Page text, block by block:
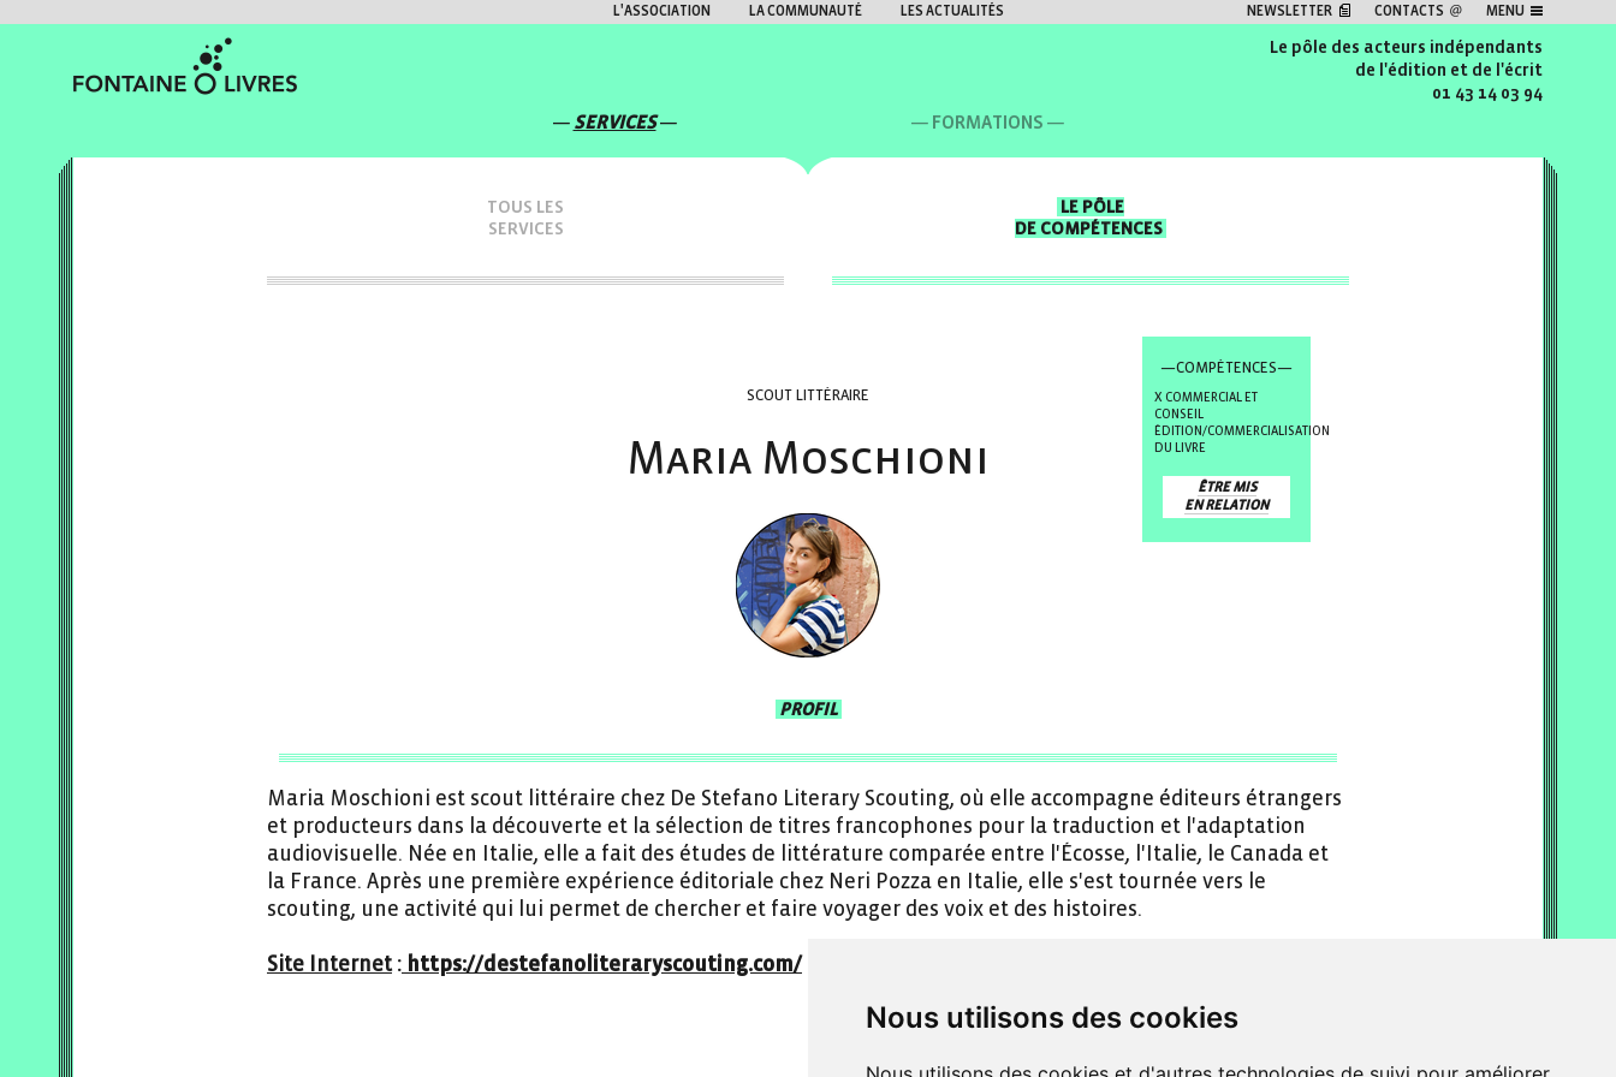
Nous utilisons des cookies
L'ASSOCIATION LA COMMUNAUTÉ LES ACTUALITÉS NEWSLETTER CONTACTS MENU
Le pôle des acteurs indépendants
de l'édition et de l'écrit
01 43 14 03 94
SERVICES FORMATIONS
TOUS LES
SERVICES
LE PÔLE
DE COMPÉTENCES
SCOUT LITTÉRAIRE
Maria Moschioni
—COMPÉTENCES—
COMMERCIAL ET
CONSEIL
ÉDITION/COMMERCIALISATION
DU LIVRE
ÊTRE MIS
EN RELATION
PROFIL
Maria Moschioni est scout littéraire chez De Stefano Literary Scouting, où elle accompagne éditeurs étrangers
et producteurs dans la découverte et la sélection de titres francophones pour la traduction et l'adaptation
audiovisuelle. Née en Italie, elle a fait des études de littérature comparée entre l'Écosse, l'Italie, le Canada et
la France. Après une première expérience éditoriale chez Neri Pozza en Italie, elle s'est tournée vers le
scouting, une activité qui lui permet de chercher et faire voyager des voix et des histoires.
Site Internet: https://destefanoliteraryscouting.com/